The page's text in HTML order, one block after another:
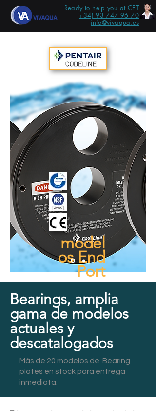
Ready to help you at CET
(+34) 93 747 96 70
info@vivaqua.es
model
os End
Port
Bearings, amplia
gama de modelos
actuales y
descatalogados
Más de 20 modelos de Bearing
plates en stock para entrega
inmediata.